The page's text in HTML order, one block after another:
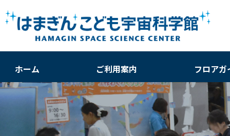
ホーム ご利用案内 フロアガ